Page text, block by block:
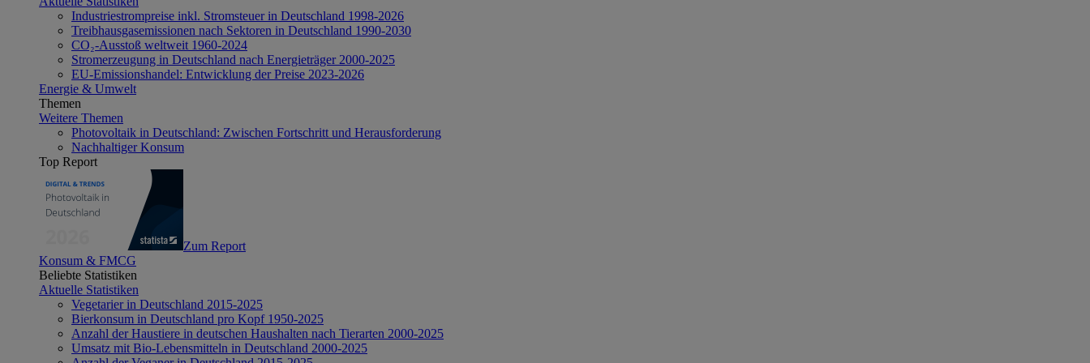
Industriestrompreise inkl. Stromsteuer in Deutschland 1998-2026
Treibhausgasemissionen nach Sektoren in Deutschland 1990-2030
CO₂-Ausstoß weltweit 1960-2024
Stromerzeugung in Deutschland nach Energieträger 2000-2025
EU-Emissionshandel: Entwicklung der Preise 2023-2026
Energie & Umwelt
Themen
Weitere Themen
Photovoltaik in Deutschland: Zwischen Fortschritt und Herausforderung
Nachhaltiger Konsum
Top Report
Zum Report
Konsum & FMCG
Beliebte Statistiken
Aktuelle Statistiken
Vegetarier in Deutschland 2015-2025
Bierkonsum in Deutschland pro Kopf 1950-2025
Anzahl der Haustiere in deutschen Haushalten nach Tierarten 2000-2025
Umsatz mit Bio-Lebensmitteln in Deutschland 2000-2025